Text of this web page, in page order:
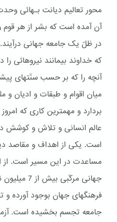
محور تعالیم دیانت بـهائی
آن آمده است که بشر از هر قوم
در ظلّ یک جامعه جهانی
که خداوند بیمانند نیروهائی
آنچه را که بر حسب سنّتهای
میان اقوام و طبقات و ادیان و
بردارد و مهمترین کاری که
عالم انسانی و تلاش و کوشش در
است. یکی از اهداف و مقاصد
مساعدت در این مسیر است. از
جهانی مرکّبی
فرهنگهای جهان بوجود آورده و
جامعه تجسم بخشیده است.